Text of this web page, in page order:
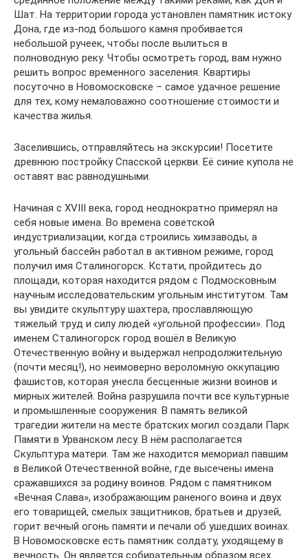
Шат. На территории города установлен памятник истоку
Дона, где из-под большого камня пробивается
небольшой ручеек, чтобы после вылиться в
полноводную реку. Чтобы осмотреть город, вам нужно
решить вопрос временного заселения. Квартиры
посуточно в Новомосковске – самое удачное решение
для тех, кому немаловажно соотношение стоимости и
качества жилья.
Заселившись, отправляйтесь на экскурсии! Посетите
древнюю постройку Спасской церкви. Её синие купола не
оставят вас равнодушными.
Начиная с XVIII века, город неоднократно примерял на
себя новые имена. Во времена советской
индустриализации, когда строились химзаводы, а
угольный бассейн работал в активном режиме, город
получил имя Сталиногорск. Кстати, пройдитесь до
площади, которая находится рядом с Подмосковным
научным исследовательским угольным институтом. Там
вы увидите скульптуру шахтера, прославляющую
тяжелый труд и силу людей «угольной профессии». Под
именем Сталиногорск город вошёл в Великую
Отечественную войну и выдержал непродолжительную
(почти месяц!), но неимоверно вероломную оккупацию
фашистов, которая унесла бесценные жизни воинов и
мирных жителей. Война разрушила почти все культурные
и промышленные сооружения. В память великой
трагедии жители на месте братских могил создали Парк
Памяти в Урванском лесу. В нём располагается
Скульптура матери. Там же находится мемориал павшим
в Великой Отечественной войне, где высечены имена
сражавшихся за родину воинов. Рядом с памятником
«Вечная Слава», изображающим раненого воина и двух
его товарищей, смелых защитников, братьев и друзей,
горит вечный огонь памяти и печали об ушедших воинах.
В Новомосковске есть памятник солдату, уходящему в
вечность. Он является собирательным образом всех